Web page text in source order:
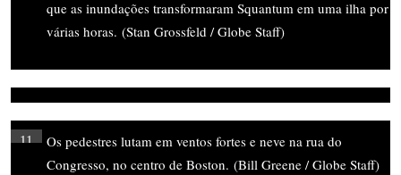
que as inundações transformaram Squantum em uma ilha por
várias horas. (Stan Grossfeld / Globe Staff)
11
Os pedestres lutam em ventos fortes e neve na rua do
Congresso, no centro de Boston. (Bill Greene / Globe Staff)